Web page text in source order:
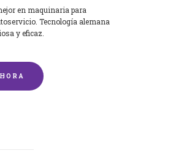
en maquinaria para
Tecnología alemana
y eficaz.